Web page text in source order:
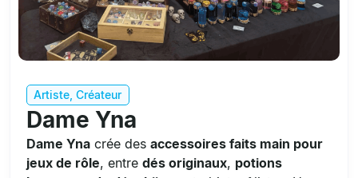
Artiste ,Créateur
Dame Yna
Dame Yna crée des accessoires faits main pour
jeux de rôle, entre dés originaux, potions